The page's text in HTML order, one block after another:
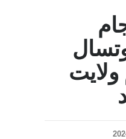
تیم ولایت